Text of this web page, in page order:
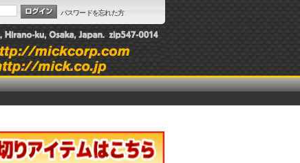
パスワードを忘れた方